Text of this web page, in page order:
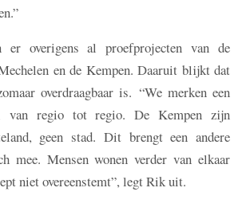
er overigens al proefprojecten van de
en de Kempen. Daaruit blijkt dat
overdraagbaar is. “We merken een
van regio tot regio. De Kempen zijn
geen stad. Dit brengt een andere
mee. Mensen wonen verder van elkaar
niet overeenstemt”, legt Rik uit.